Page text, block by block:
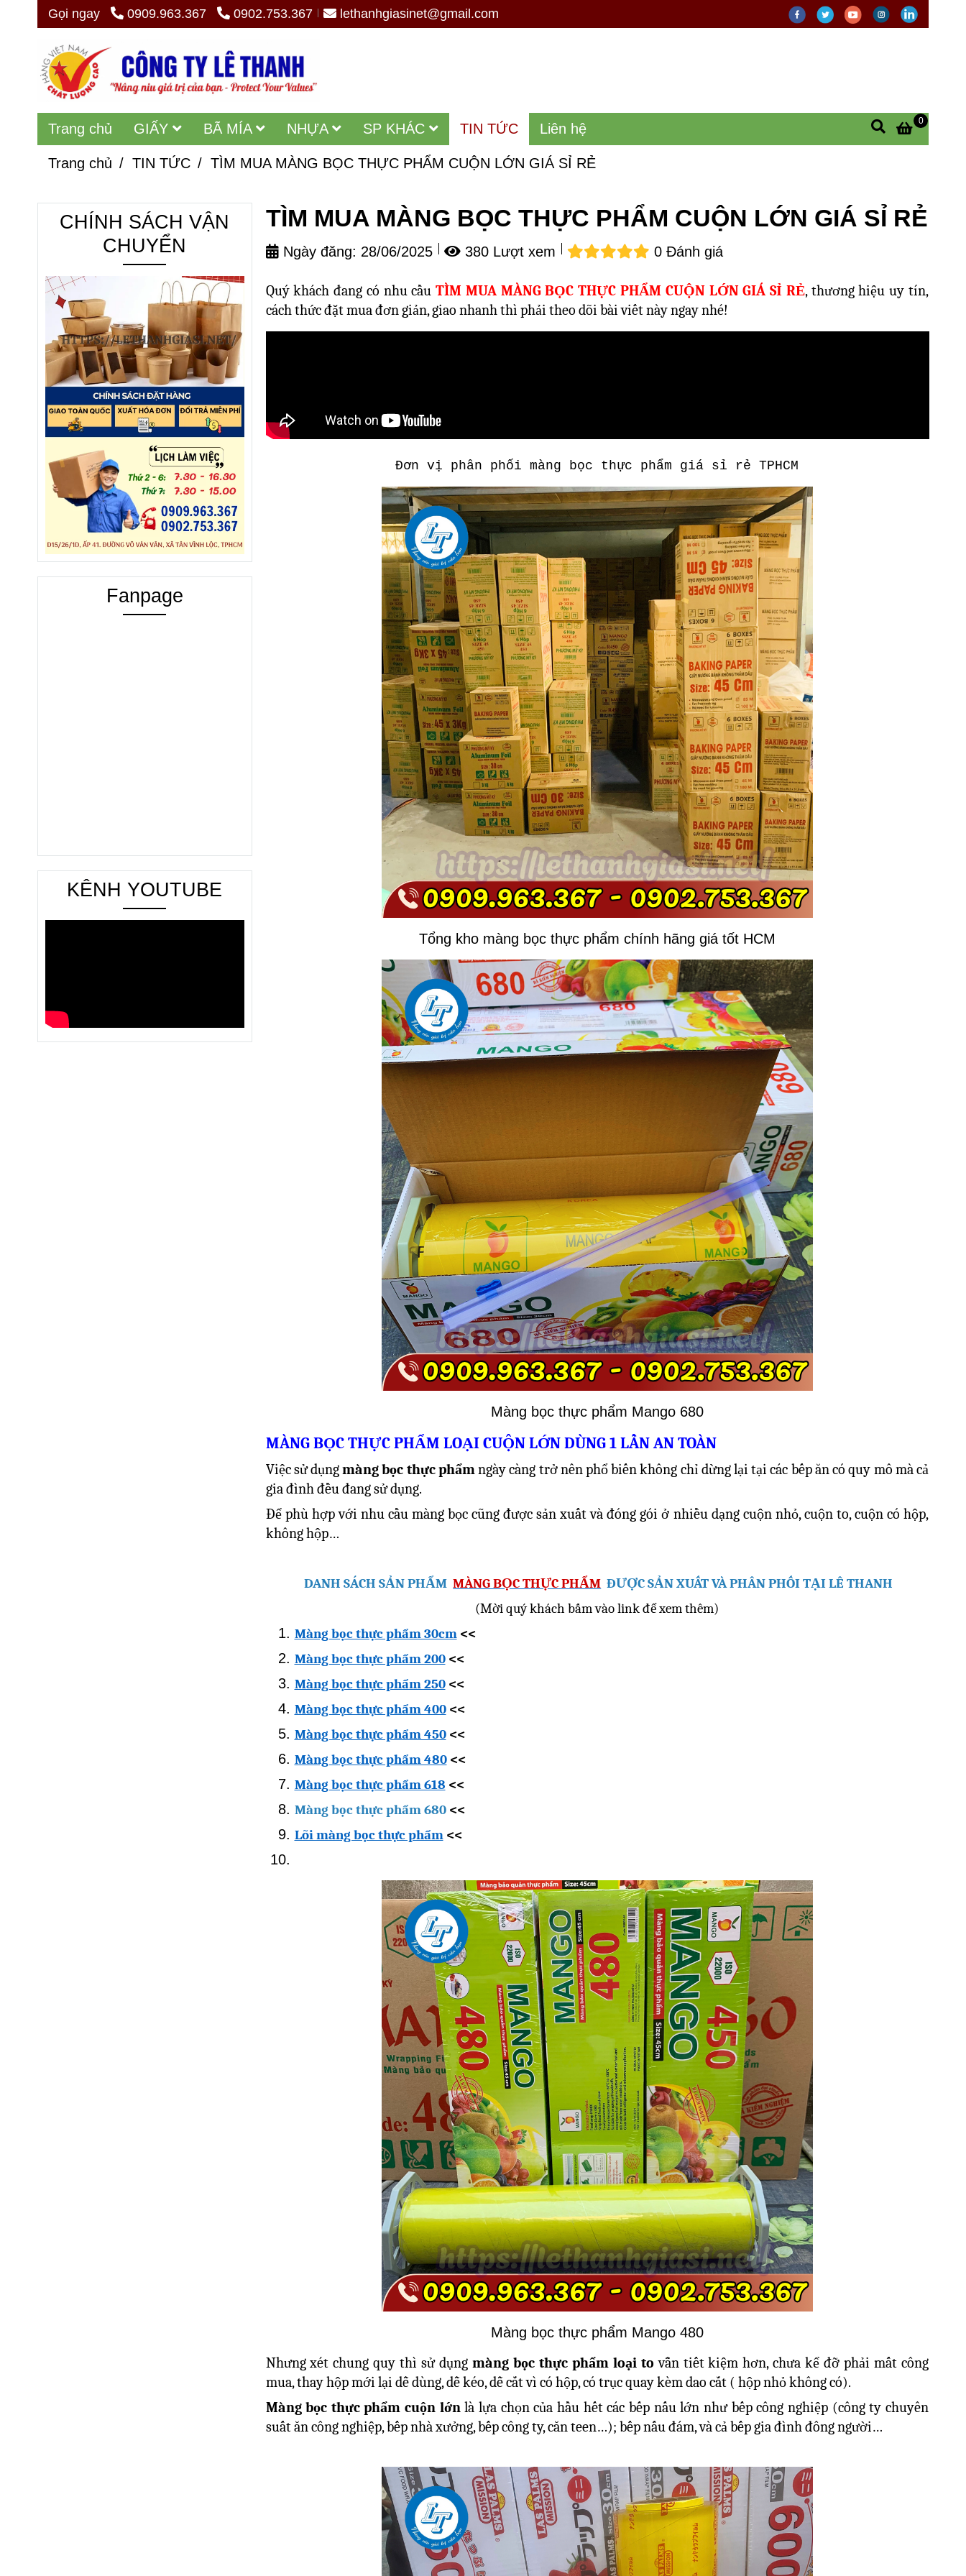
Gọi ngay 0909.963.367 0902.753.367 lethanhgiasinet@gmail.com
Trang chủ GIẤY BÃ MÍA NHỰA SP KHÁC TIN TỨC Liên hệ 0
Trang chủ / TIN TỨC / TÌM MUA MÀNG BỌC THỰC PHẨM CUỘN LỚN GIÁ SỈ RẺ
TÌM MUA MÀNG BỌC THỰC PHẨM CUỘN LỚN GIÁ SỈ RẺ
Ngày đăng: 28/06/2025 380 Lượt xem 0 Đánh giá
Quý khách đang có nhu cầuTÌM MUA MÀNG BỌC THỰC PHẨM CUỘN LỚN GIÁ SỈ RẺ, thương hiệu uy tín,
cách thức đặt mua đơn giản, giao nhanh thì phải theo dõi bài viết này ngay nhé!
Đơn vị phân phối màng bọc thực phẩm giá sỉ rẻ TPHCM
Tổng kho màng bọc thực phẩm chính hãng giá tốt HCM
Màng bọc thực phẩm Mango 680
MÀNG BỌC THỰC PHẨM LOẠI CUỘN LỚN DÙNG 1 LẦN AN TOÀN
Việc sử dụngmàng bọc thực phẩmngày càng trở nên phổ biến không chỉ dừng lại tại các bếp ăn có quy mô mà cả
gia đình đều đang sử dụng.
Để phù hợp với nhu cầu màng bọc cũng được sản xuất và đóng gói ở nhiều dạng cuộn nhỏ, cuộn to, cuộn có hộp,
không hộp…
DANH SÁCH SẢN PHẨM MÀNG BỌC THỰC PHẨM ĐƯỢC SẢN XUẤT VÀ PHÂN PHỐI TẠI LÊ THANH
(Mời quý khách bấm vào link để xem thêm)
Màng bọc thực phẩm 30cm<<
Màng bọc thực phẩm 200<<
Màng bọc thực phẩm 250<<
Màng bọc thực phẩm 400<<
Màng bọc thực phẩm 450<<
Màng bọc thực phẩm 480<<
Màng bọc thực phẩm 618 <<
Màng bọc thực phẩm 680 <<
Lõi màng bọc thực phẩm<<
Màng bọc thực phẩm Mango 480
Nhưng xét chung quy thì sử dụng màng bọc thực phẩm loại to vẫn tiết kiệm hơn, chưa kể đỡ phải mất công
mua, thay hộp mới lại dễ dùng, dễ kéo, dễ cắt vì có hộp, có trục quay kèm dao cắt ( hộp nhỏ không có).
Màng bọc thực phẩm cuộn lớnlà lựa chọn của hầu hết các bếp nấu lớn như bếp công nghiệp (công ty chuyên
suất ăn công nghiệp, bếp nhà xưởng, bếp công ty, căn teen…); bếp nấu đám, và cả bếp gia đình đông người…
CHÍNH SÁCH VẬN
CHUYỂN
Fanpage
KÊNH YOUTUBE